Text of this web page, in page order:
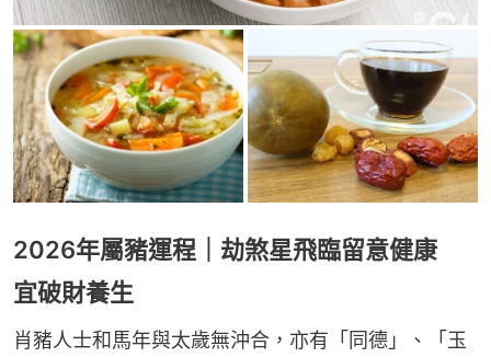
2026年屬豬運程｜劫煞星飛臨留意健康
宜破財養生
肖豬人士和馬年與太歲無沖合，亦有「同德」、「玉